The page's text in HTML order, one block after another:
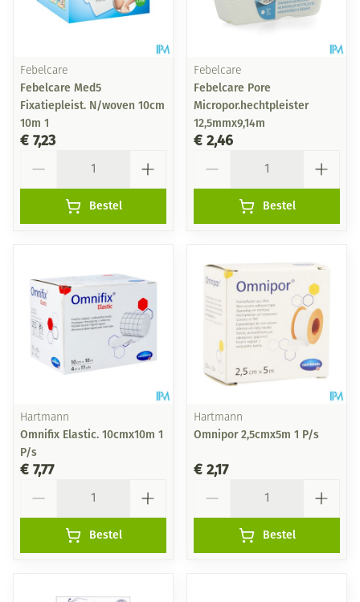
Febelcare
Febelcare Med5
Fixatiepleist. N/woven 10cm
10m 1
€ 7,23
Bestel
Febelcare
Febelcare Pore
Micropor.hechtpleister
12,5mmx9,14m
€ 2,46
Bestel
Hartmann
Omnifix Elastic. 10cmx10m 1
P/s
€ 7,77
Bestel
Hartmann
Omnipor 2,5cmx5m 1 P/s
€ 2,17
Bestel